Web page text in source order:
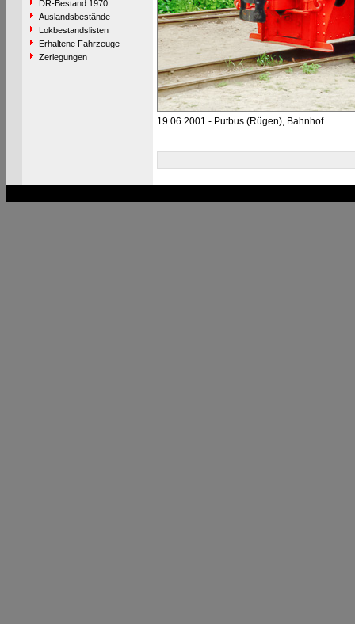
DR-Bestand 1970
Auslandsbestände
Lokbestandslisten
Erhaltene Fahrzeuge
Zerlegungen
19.06.2001 - Putbus (Rügen), Bahnhof